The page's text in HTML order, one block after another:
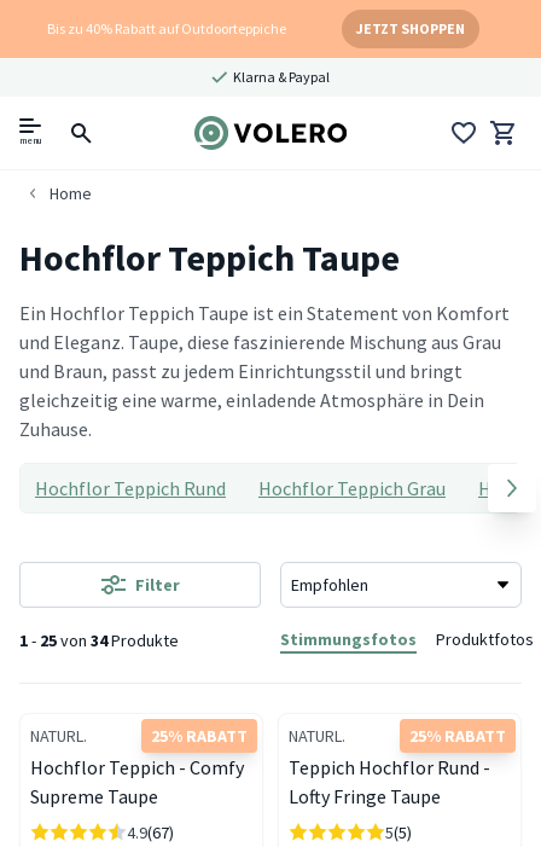
Bis zu 40% Rabatt auf Outdoorteppiche JETZT SHOPPEN
Klarna & Paypal
menu
Home
Hochflor Teppich Taupe
Ein Hochflor Teppich Taupe ist ein Statement von Komfort
und Eleganz. Taupe, diese faszinierende Mischung aus Grau
und Braun, passt zu jedem Einrichtungsstil und bringt
gleichzeitig eine warme, einladende Atmosphäre in Dein
Zuhause.
Hochflor Teppich Rund Hochflor Teppich Grau
1- 25von 34Produkte
Filter
Stimmungsfotos Produktfotos
25% RABATT
NATURL.
Hochflor Teppich - Comfy
Supreme Taupe
4.9(67)
25% RABATT
NATURL.
Teppich Hochflor Rund -
Lofty Fringe Taupe
5(5)